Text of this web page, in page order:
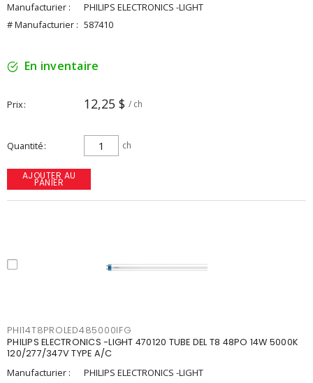
Manufacturier :
PHILIPS ELECTRONICS -LIGHT
# Manufacturier : 587410
En inventaire
Prix 12,25 $ / ch
Quantité ch
AJOUTER AU
PANIER
PHI14T8PROLED485000IFG
PHILIPS ELECTRONICS -LIGHT 470120 TUBE DEL T8 48PO 14W 5000K
120/277/347V TYPE A/C
Manufacturier :
PHILIPS ELECTRONICS -LIGHT